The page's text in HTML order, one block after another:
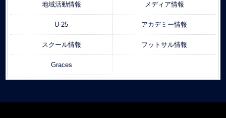
地域活動情報 メディア情報
U-25 アカデミー情報
スクール情報 フットサル情報
Graces